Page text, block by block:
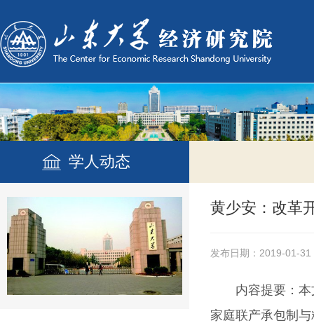
学人动态
黄少安：改革
发布日期：2019-01-31
内容提要： 本
家庭联产承包制